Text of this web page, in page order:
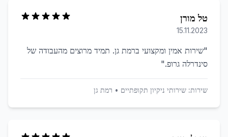
טל מורן
15.11.2023
"שירות אמין ומקצועי ברמת גן. תמיד מרוצים מהעבודה של
סינדרלה גרופ."
שירות: שירותי ניקיון תקופתיים • רמת גן